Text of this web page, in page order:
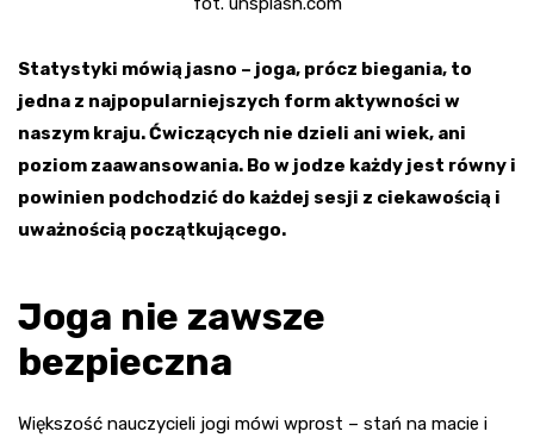
Statystyki mówią jasno – joga, prócz biegania, to
jedna z najpopularniejszych form aktywności w
naszym kraju. Ćwiczących nie dzieli ani wiek, ani
poziom zaawansowania. Bo w jodze każdy jest równy i
powinien podchodzić do każdej sesji z ciekawością i
uważnością początkującego.
Joga nie zawsze
bezpieczna
Większość nauczycieli jogi mówi wprost – stań na macie i